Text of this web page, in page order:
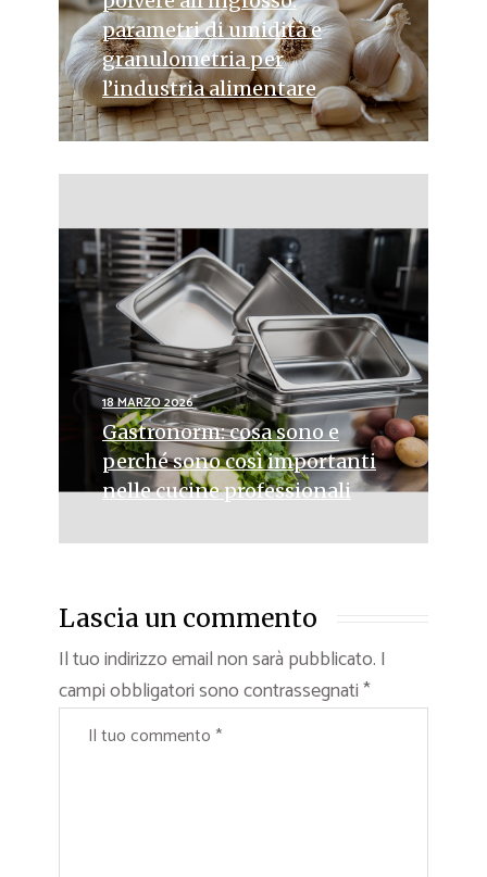
parametri di umidità e
granulometria per
l’industria alimentare
18 MARZO 2026
Gastronorm: cosa sono e
perché sono così importanti
nelle cucine professionali
Lascia un commento
Il tuo indirizzo email non sarà pubblicato. I
campi obbligatori sono contrassegnati*